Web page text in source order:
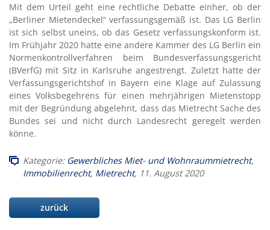
Mit dem Urteil geht eine rechtliche Debatte einher, ob der
„Berliner Mietendeckel“ verfassungsgemäß ist. Das LG Berlin
ist sich selbst uneins, ob das Gesetz verfassungskonform ist.
Im Frühjahr 2020 hatte eine andere Kammer des LG Berlin ein
Normenkontrollverfahren beim Bundesverfassungsgericht
(BVerfG) mit Sitz in Karlsruhe angestrengt. Zuletzt hatte der
Verfassungsgerichtshof in Bayern eine Klage auf Zulassung
eines Volksbegehrens für einen mehrjährigen Mietenstopp
mit der Begründung abgelehnt, dass das Mietrecht Sache des
Bundes sei und nicht durch Landesrecht geregelt werden
könne.
Kategorie: Gewerbliches Miet- und Wohnraummietrecht,
Immobilienrecht, Mietrecht, 11. August 2020
zurück